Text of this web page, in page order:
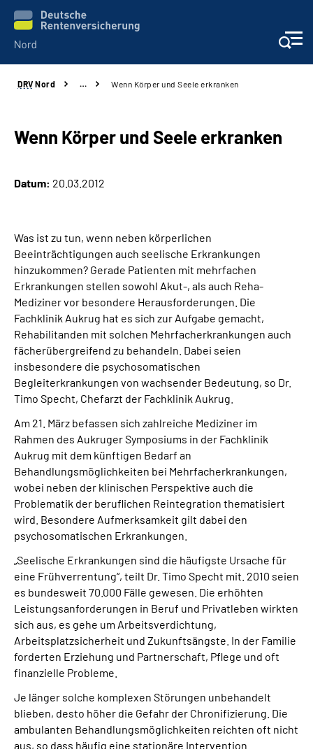
Aktuelles
Services
Karriere
Über uns
Online-Services
Inhalte in Gebärdensprache (DGS)
Leichte Sprache
Suche
Mein Kundenportal
DRV Nord … Wenn Körper und Seele erkranken
Wenn Körper und Seele erkranken
Datum: 20.03.2012
Was ist zu tun, wenn neben körperlichen
Beeinträchtigungen auch seelische Erkrankungen
hinzukommen? Gerade Patienten mit mehrfachen
Erkrankungen stellen sowohl Akut-, als auch Reha-
Mediziner vor besondere Herausforderungen. Die
Fachklinik Aukrug hat es sich zur Aufgabe gemacht,
Rehabilitanden mit solchen Mehrfacherkrankungen auch
fächerübergreifend zu behandeln. Dabei seien
insbesondere die psychosomatischen
Begleiterkrankungen von wachsender Bedeutung, so Dr.
Timo Specht, Chefarzt der Fachklinik Aukrug.
Am 21. März befassen sich zahlreiche Mediziner im
Rahmen des Aukruger Symposiums in der Fachklinik
Aukrug mit dem künftigen Bedarf an
Behandlungsmöglichkeiten bei Mehrfacherkrankungen,
wobei neben der klinischen Perspektive auch die
Problematik der beruflichen Reintegration thematisiert
wird. Besondere Aufmerksamkeit gilt dabei den
psychosomatischen Erkrankungen.
„Seelische Erkrankungen sind die häufigste Ursache für
eine Frühverrentung“, teilt Dr. Timo Specht mit. 2010 seien
es bundesweit 70.000 Fälle gewesen. Die erhöhten
Leistungsanforderungen in Beruf und Privatleben wirkten
sich aus, es gehe um Arbeitsverdichtung,
Arbeitsplatzsicherheit und Zukunftsängste. In der Familie
forderten Erziehung und Partnerschaft, Pflege und oft
finanzielle Probleme.
Je länger solche komplexen Störungen unbehandelt
blieben, desto höher die Gefahr der Chronifizierung. Die
ambulanten Behandlungsmöglichkeiten reichten oft nicht
aus, so dass häufig eine stationäre Intervention